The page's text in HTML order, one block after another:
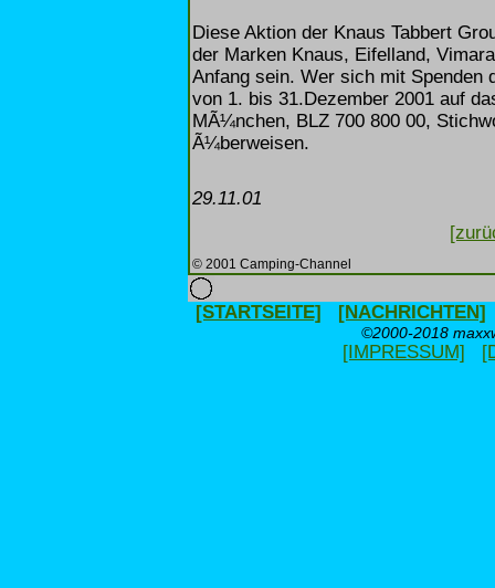
Diese Aktion der Knaus Tabbert
der Marken Knaus, Eifelland,
Anfang sein. Wer sich mit Spenden
von 1. bis 31.Dezember 2001 auf
MÃ¼nchen, BLZ 700 800 00,
Ã¼berweisen.
29.11.01
© 2001 Camping-Channel
[STARTSEITE] [NACHRICHTEN]
©2000-2018
[IMPRESSUM]